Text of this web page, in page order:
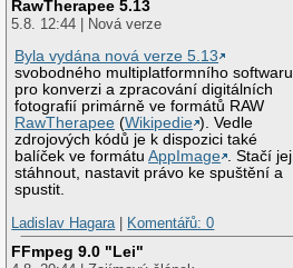
RawTherapee 5.13
5.8. 12:44 | Nová verze
Byla vydána nová verze 5.13
svobodného multiplatformního softwaru
pro konverzi a zpracování digitálních
fotografií primárně ve formátů RAW
RawTherapee (Wikipedie ). Vedle
zdrojových kódů je k dispozici také
balíček ve formátuAppImage . Stačí jej
stáhnout, nastavit právo ke spuštění a
spustit.
Ladislav Hagara
Komentářů: 0
FFmpeg 9.0 "Lei"